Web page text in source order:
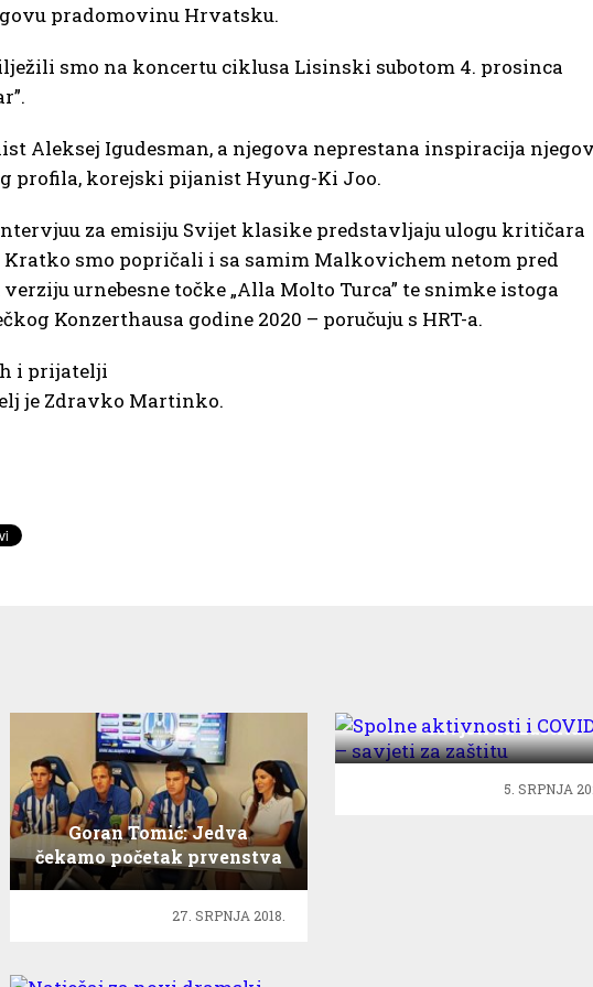
pradomovinu Hrvatsku.
smo na koncertu ciklusa Lisinski subotom 4. prosinca
Aleksej Igudesman, a njegova neprestana inspiracija
profila, korejski pijanist Hyung-Ki Joo.
za emisiju Svijet klasike predstavljaju ulogu kritičara
smo popričali i sa samim Malkovichem netom pred
urnebesne točke „Alla Molto Turca” te snimke istoga
Konzerthausa godine 2020 – poručuju s HRT-a.
i prijatelji
je Zdravko Martinko.
Goran Tomić: Jedva
čekamo početak prvenstva
27. SRPNJA 2018.
19 – savjeti za zaštitu
5. SRPNJA